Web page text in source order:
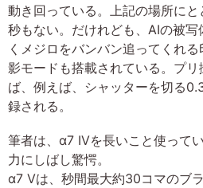
動き回っている。上記の場所にと
秒もない。だけれども、AIの被
くメジロをバンバン追ってくれ
影モードも搭載されている。プ
ば、例えば、シャッターを切る
録される。
筆者は、α7 IVを長いこと使って
力にしばし驚愕。
α7 Vは、秒間最大約30コマのブ